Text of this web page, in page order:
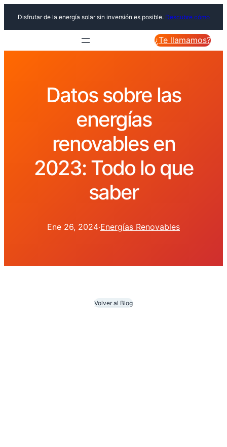
Disfrutar de la energía solar sin inversión es posible. Descubre cómo
¿Te llamamos?
Datos sobre las
energías
renovables en
2023: Todo lo que
saber
Ene 26, 2024·Energías Renovables
Volver al Blog